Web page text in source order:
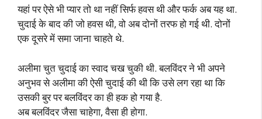
यहां पर ऐसे भी प्यार तो था नहीं सिर्फ हवस थी और फर्क अब यह था.
चुदाई के बाद की जो हवस थी, वो अब दोनों तरफ हो गई थी. दोनों
एक दूसरे में समा जाना चाहते थे.
अलीमा चुत चुदाई का स्वाद चख चुकी थी. बलविंदर ने भी अपने
अनुभव से अलीमा की ऐसी चुदाई की थी कि उसे लग रहा था कि
उसकी बुर पर बलविंदर का ही हक हो गया है.
अब बलविंदर जैसा चाहेगा, वैसा ही होगा.